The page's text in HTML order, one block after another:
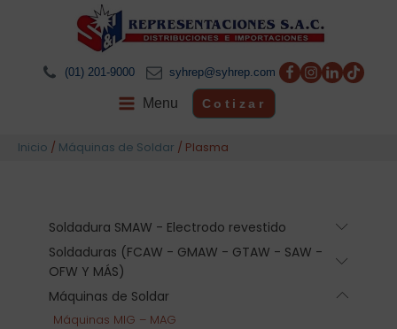
(01) 201-9000 syhrep@syhrep.com
Menu Cotizar
Inicio / Máquinas de Soldar / Plasma
Soldadura SMAW - Electrodo revestido
Soldaduras (FCAW - GMAW - GTAW - SAW -
OFW Y MÁS)
Máquinas de Soldar
Máquinas MIG – MAG